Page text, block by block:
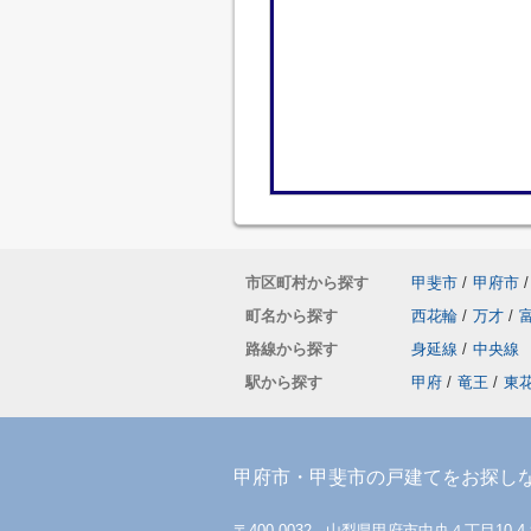
市区町村から探す 甲斐市 / 甲府市 /
町名から探す
西花輪 / 万才 /
路線から探す
身延線 / 中央線
駅から探す
甲府 / 竜王 / 東
甲府市・甲斐市の戸建てをお探し